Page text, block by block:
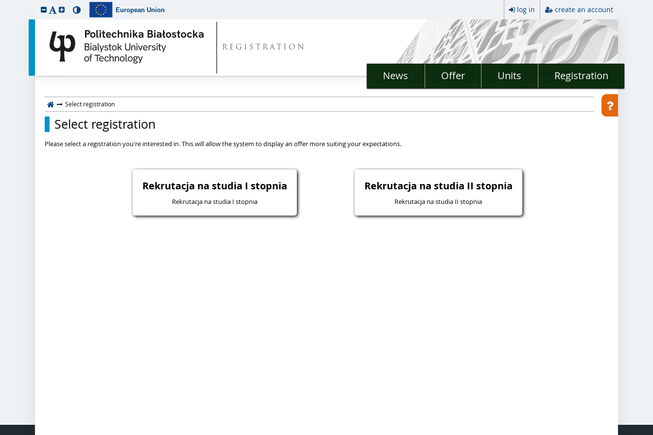
European Union log in create an account
REGISTRATION
News Offer Units Registration
Select registration
Select registration
Please select a registration you're interested in. This will allow the system to display an offer more suiting your expectations.
Rekrutacja na studia I stopnia
Rekrutacja na studia I stopnia
Rekrutacja na studia II stopnia
Rekrutacja na studia II stopnia